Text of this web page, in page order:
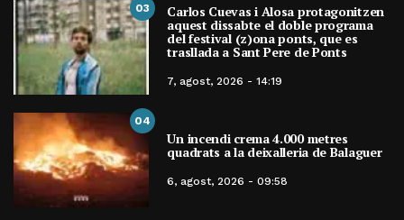
03 Carlos Cuevas i Alosa protagonitzen
aquest dissabte el doble programa
del festival (z)ona ponts, que es
trasllada a Sant Pere de Ponts
7, agost, 2026 - 14:19
04
Un incendi crema 4.000 metres
quadrats a la deixalleria de Balaguer
6, agost, 2026 - 09:58